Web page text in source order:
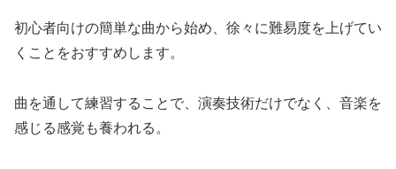
初心者向けの簡単な曲から始め、徐々に難易度を上げてい
くことをおすすめします。
曲を通して練習することで、演奏技術だけでなく、音楽を
感じる感覚も養われる。